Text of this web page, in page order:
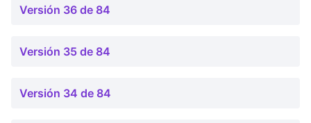
Versión 36 de 84
Versión 35 de 84
Versión 34 de 84